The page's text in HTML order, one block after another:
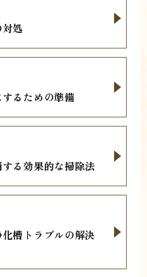
処
るための準備
る効果的な掃除法
槽トラブルの解決